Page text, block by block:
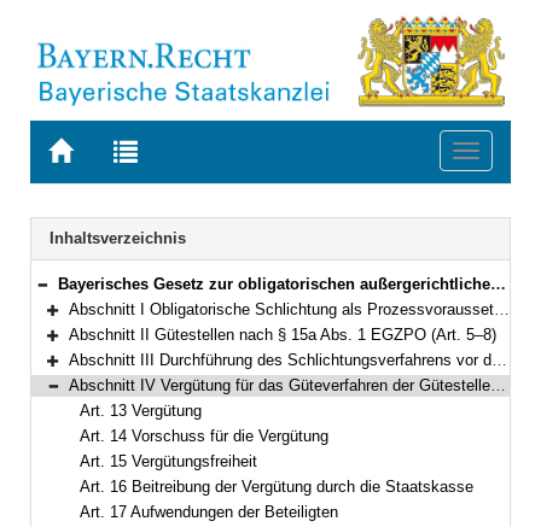
Zur
BAYERN.RECHT
Zur
letzten
Suche
Toggle
Navigation
Inhaltsverzeichnis
Bereich reduzieren
Bayerisches Gesetz zur obligatorischen außergerichtlichen Streitschlichtung in Zivilsachen (Bayerisches Schlichtungsgesetz – BaySchlG) Vom 25. April 2000 (GVBl. S. 268) BayRS 300-1-5-J (Art. 1–22)
Bereich erweitern
Abschnitt I Obligatorische Schlichtung als Prozessvoraussetzung (Art. 1–4)
Bereich erweitern
Abschnitt II Gütestellen nach § 15a Abs. 1 EGZPO (Art. 5–8)
Bereich erweitern
Abschnitt III Durchführung des Schlichtungsverfahrens vor dem Schlichter der Gütestelle nach Abschnitt II (Art. 9–12)
Bereich reduzieren
Abschnitt IV Vergütung für das Güteverfahren der Gütestellen nach Abschnitt II und deren Vollstreckung (Art. 13–17)
Art. 13 Vergütung
Art. 14 Vorschuss für die Vergütung
Art. 15 Vergütungsfreiheit
Art. 16 Beitreibung der Vergütung durch die Staatskasse
Art. 17 Aufwendungen der Beteiligten